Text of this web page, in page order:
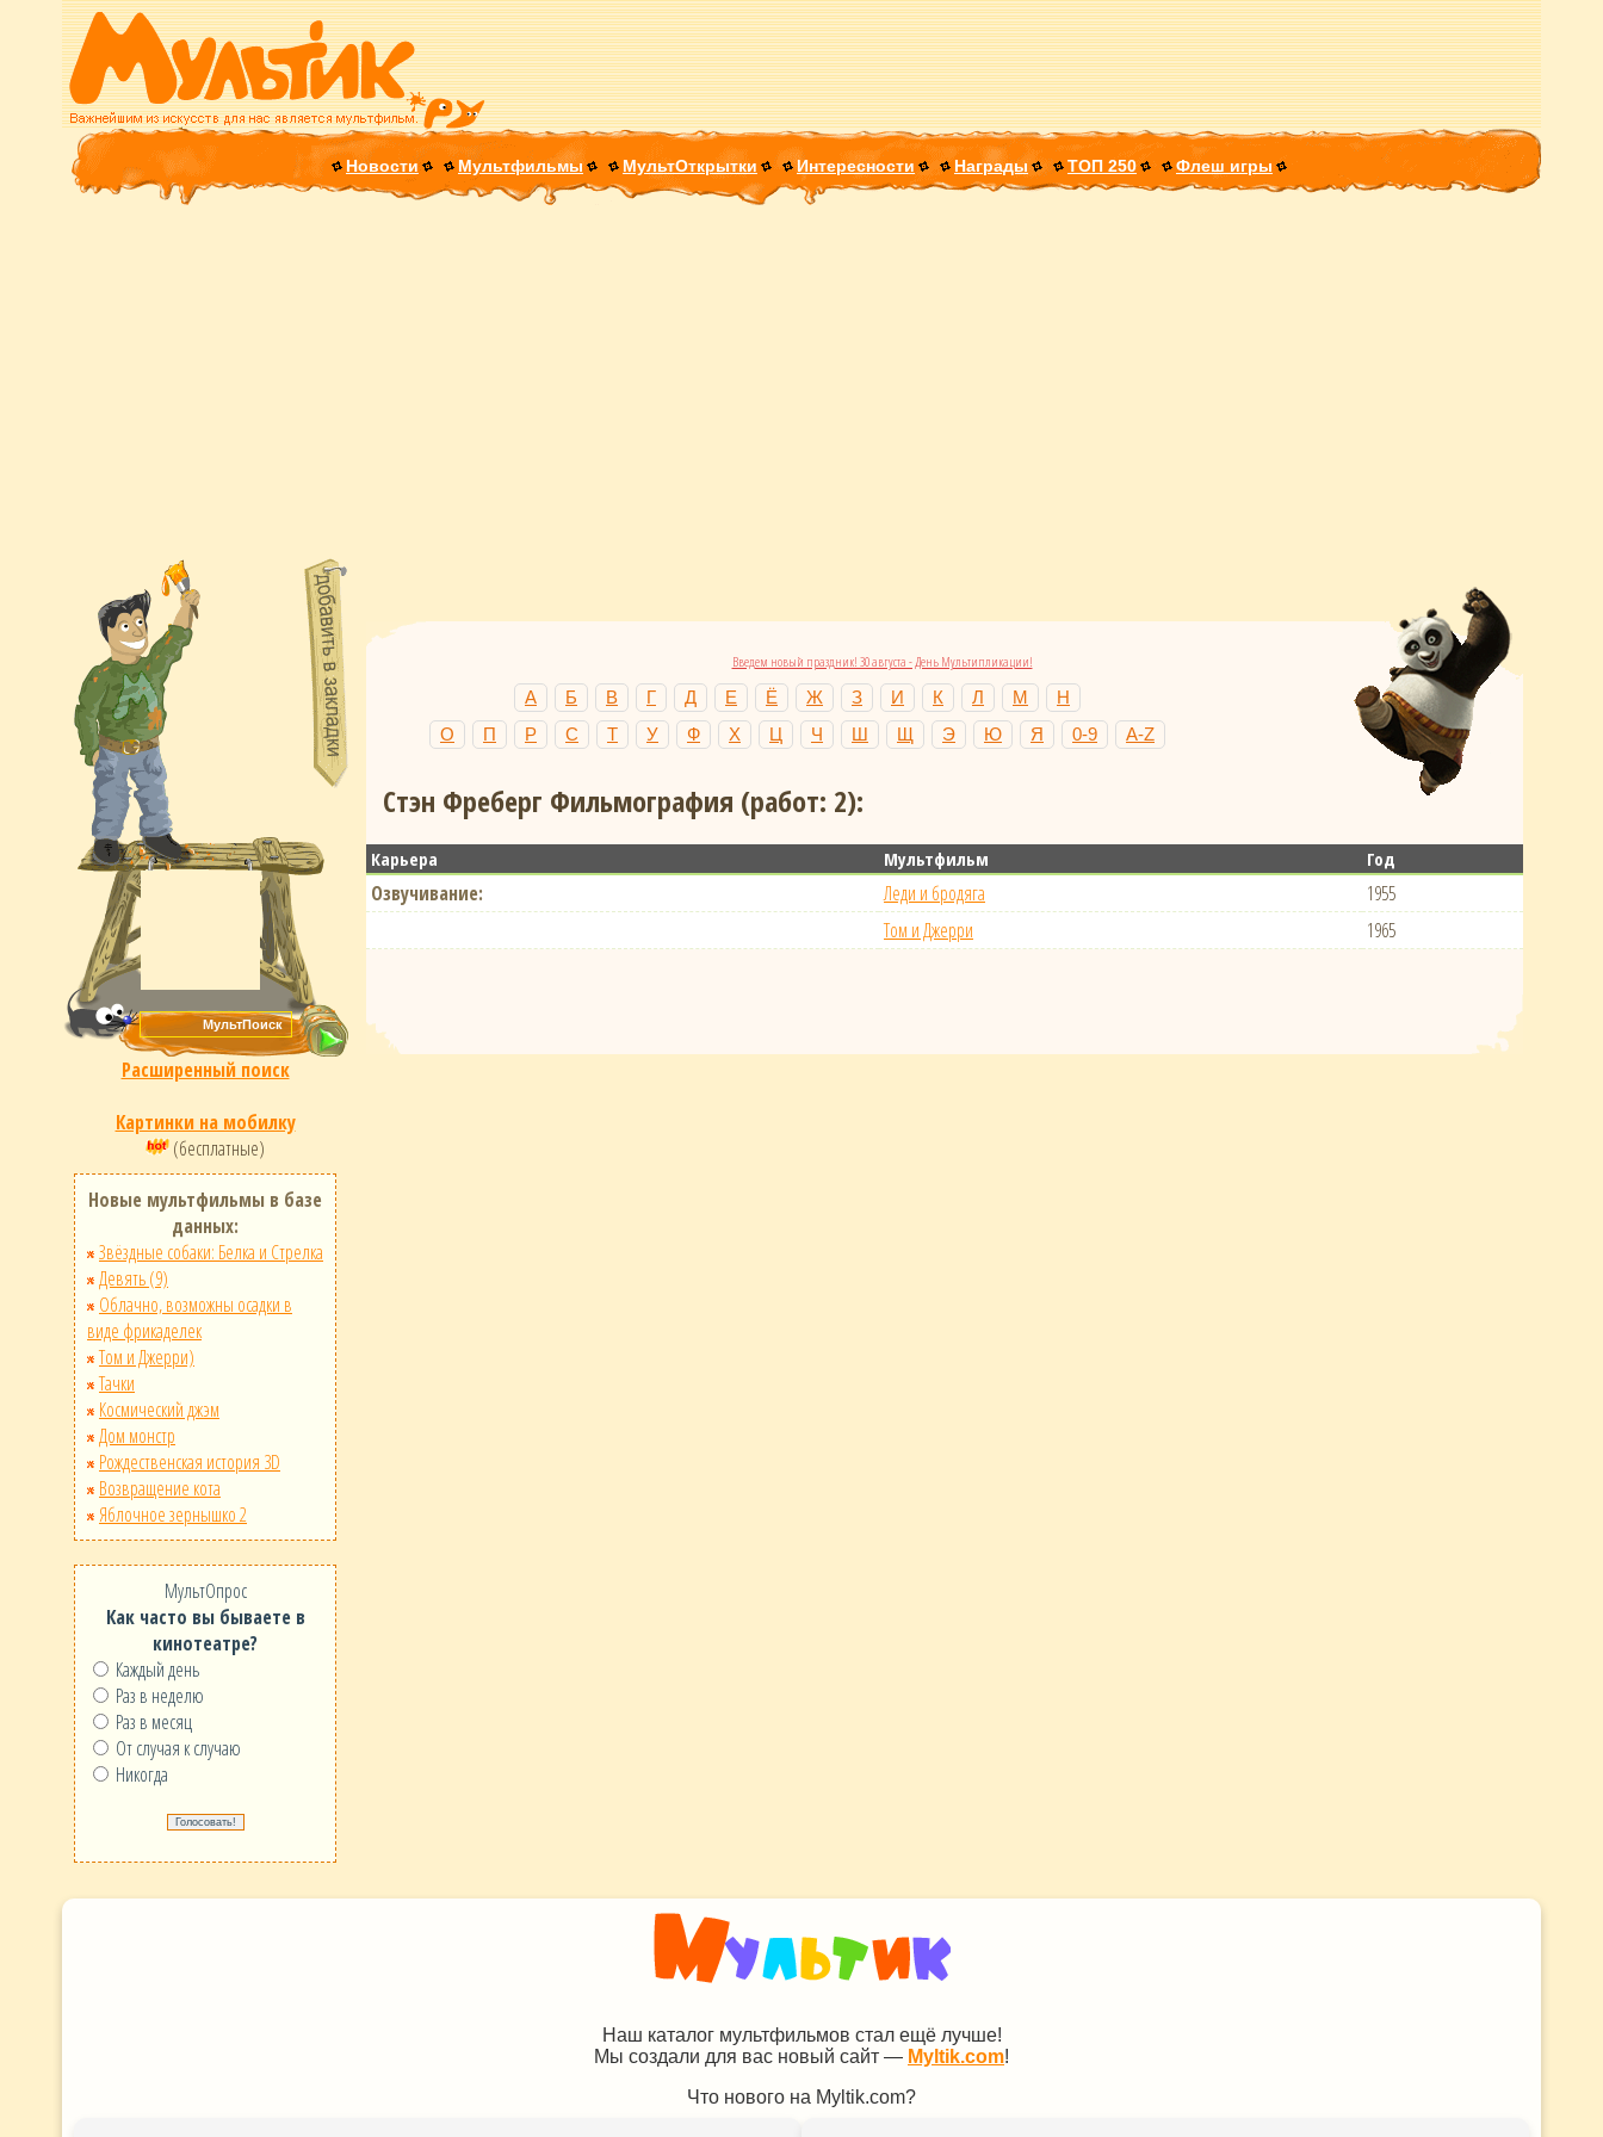
Новости Мультфильмы МультОткрытки Интересности Награды ТОП 250 Флеш игры
Расширенный поиск
Картинки на мобилку
(бесплатные)
Новые мультфильмы в базе
данных:
Звёздные собаки: Белка и Стрелка
Девять (9)
Облачно, возможны осадки в
виде фрикаделек
Том и Джерри)
Тачки
Космический джэм
Дом монстр
Рождественская история 3D
Возвращение кота
Яблочное зернышко 2
МультОпрос
Как часто вы бываете в
кинотеатре?
Каждый день
Раз в неделю
Раз в месяц
От случая к случаю
Никогда
Введем новый праздник! 30 августа - День Мультипликации!
А Б В Г Д Е Ё Ж З И К Л М
Н
О
П Р С Т У Ф Х Ц Ч Ш Щ Э Ю Я 0-9 A-Z
Стэн Фреберг Фильмография (работ: 2):
Карьера Мультфильм Год
Озвучивание: Леди и бродяга
1955
Том и Джерри
1965
Наш каталог мультфильмов стал ещё лучше!
Мы создали для вас новый сайт — Myltik.com!
Что нового на Myltik.com?